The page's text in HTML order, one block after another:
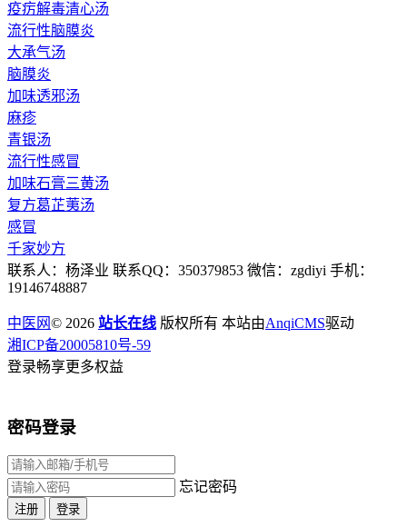
疫疠解毒清心汤
流行性脑膜炎
大承气汤
脑膜炎
加味透邪汤
麻疹
青银汤
流行性感冒
加味石膏三黄汤
复方葛芷荑汤
感冒
千家妙方
联系人：杨泽业 联系QQ：350379853 微信：zgdiyi 手机：
19146748887
中医网© 2026 站长在线 版权所有 本站由AnqiCMS驱动
湘ICP备20005810号-59
登录畅享更多权益
密码登录
忘记密码
注册 登录